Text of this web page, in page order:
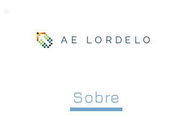
AE LORDELO
Sobre